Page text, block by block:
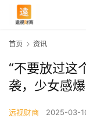
首页 资讯
“不要放过这
袭，少女感
远视财商 2025-03-